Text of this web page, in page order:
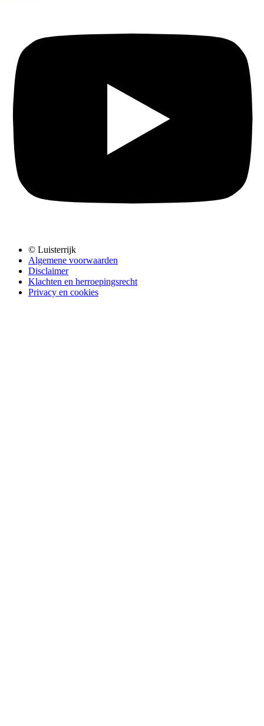
© Luisterrijk
Algemene voorwaarden
Disclaimer
Klachten en herroepingsrecht
Privacy en cookies